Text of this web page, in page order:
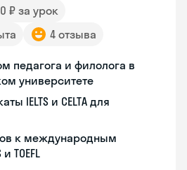
₽ за урок
4 отзыва
педагога и филолога в
университете
IELTS и CELTA для
к международным
TOEFL